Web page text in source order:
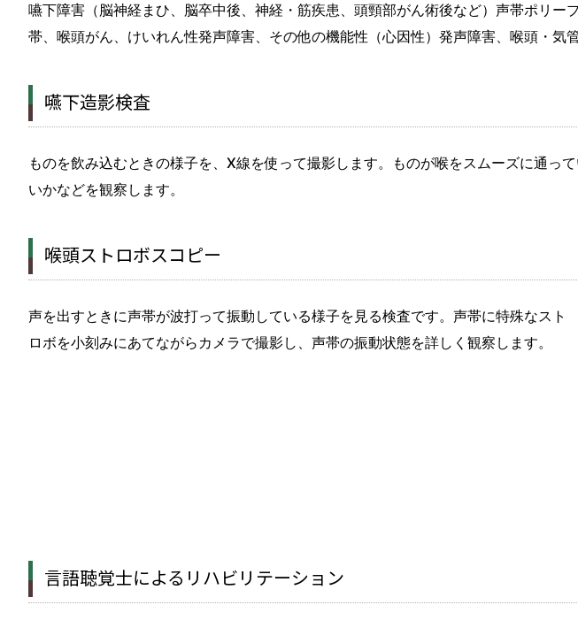
嚥下障害（脳神経まひ、脳卒中後、神経・筋疾患、頭頸部がん術後など）声帯ポリー
帯、喉頭がん、けいれん性発声障害、その他の機能性（心因性）発声障害、喉頭・気
嚥下造影検査
ものを飲み込むときの様子を、X線を使って撮影します。ものが喉をスムーズに通っ
いかなどを観察します。
喉頭ストロボスコピー
声を出すときに声帯が波打って振動している様子を見る検査です。声帯に特殊なスト
ロボを小刻みにあてながらカメラで撮影し、声帯の振動状態を詳しく観察します。
言語聴覚士によるリハビリテーション